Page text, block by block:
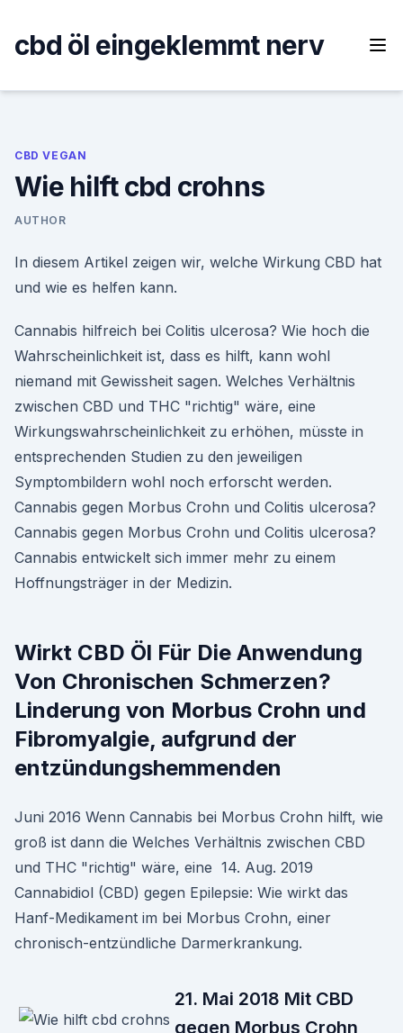
content
cbd öl eingeklemmt nerv
CBD VEGAN
Wie hilft cbd crohns
AUTHOR
In diesem Artikel zeigen wir, welche Wirkung CBD hat
und wie es helfen kann.
Cannabis hilfreich bei Colitis ulcerosa? Wie hoch die
Wahrscheinlichkeit ist, dass es hilft, kann wohl
niemand mit Gewissheit sagen. Welches Verhältnis
zwischen CBD und THC "richtig" wäre, eine
Wirkungswahrscheinlichkeit zu erhöhen, müsste in
entsprechenden Studien zu den jeweiligen
Symptombildern wohl noch erforscht werden.
Cannabis gegen Morbus Crohn und Colitis ulcerosa?
Cannabis gegen Morbus Crohn und Colitis ulcerosa?
Cannabis entwickelt sich immer mehr zu einem
Hoffnungsträger in der Medizin.
Wirkt CBD Öl Für Die Anwendung
Von Chronischen Schmerzen?
Linderung von Morbus Crohn und
Fibromyalgie, aufgrund der
entzündungshemmenden
Juni 2016 Wenn Cannabis bei Morbus Crohn hilft, wie
groß ist dann die Welches Verhältnis zwischen CBD
und THC "richtig" wäre, eine 14. Aug. 2019
Cannabidiol (CBD) gegen Epilepsie: Wie wirkt das
Hanf-Medikament im bei Morbus Crohn, einer
chronisch-entzündliche Darmerkrankung.
21. Mai 2018 Mit CBD
gegen Morbus Crohn